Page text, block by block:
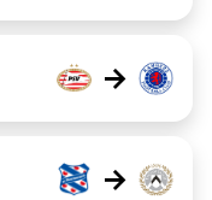
→
→